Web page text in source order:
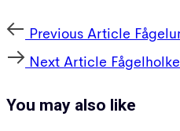
Post
navigation
Previous
Article
Previous Article
Next
Next Article
You may also like